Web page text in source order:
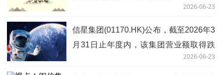
2026-06-23
信星集团(01170.HK)公布，截至2026年3
月31日止年度内，该集团营业额取得跌
2026-06-23